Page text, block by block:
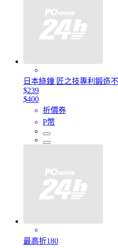
日本綠鐘 匠之技專利鍛造
$239
$400
折價券
P幣
最高折180